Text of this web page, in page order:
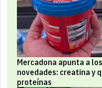
Mercadona apunta a
novedades: creatina y
proteínas